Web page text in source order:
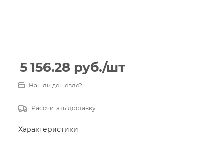
5 156.28 руб./шт
Нашли дешевле?
Рассчитать доставку
Характеристики